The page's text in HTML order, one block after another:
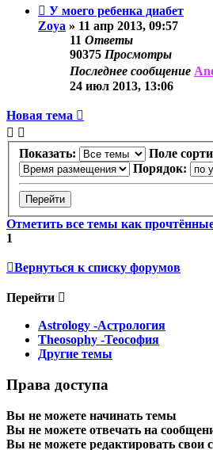
У моего ребенка диабет
Zoya » 11 апр 2013, 09:57
11 Ответы
90375 Просмотры
Последнее сообщение
24 июл 2013, 13:06
Новая тема
Показать:
Поле
Порядок:
Отметить все темы как
1
Вернуться к списку форумов
Перейти
Astrology -Астрология
Theosophy -Теософия
Другие темы
Права доступа
Вы не можете начинать темы
Вы не можете отвечать на
Вы не можете редактировать свои